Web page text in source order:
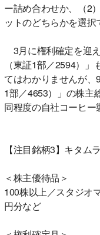
ー詰め合わせか、（2
ットのどちらかを選択
3月に権利確定を迎
（東証1部／2594）
てはわかりませんが
1部／4653）」の株主
同程度の自社コーヒー
【注目銘柄3】キタム
＜株主優待品＞
100株以上／スタジオ
円分など